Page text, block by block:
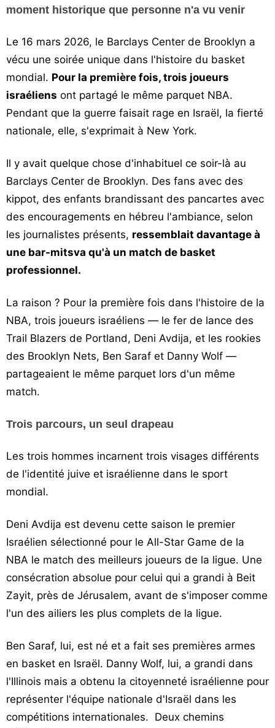
Vos
Les
bonnes
adresses
moment historique que personne n'a vu venir
Le 16 mars 2026, le Barclays Center de Brooklyn a
vécu une soirée unique dans l'histoire du basket
mondial. Pour la première fois, trois joueurs
israéliens ont partagé le même parquet NBA.
Pendant que la guerre faisait rage en Israël, la fierté
nationale, elle, s'exprimait à New York.
Il y avait quelque chose d'inhabituel ce soir-là au
Barclays Center de Brooklyn. Des fans avec des
kippot, des enfants brandissant des pancartes avec
des encouragements en hébreu l'ambiance, selon
les journalistes présents, ressemblait davantage à
une bar-mitsva qu'à un match de basket
professionnel.
La raison ? Pour la première fois dans l'histoire de la
NBA, trois joueurs israéliens — le fer de lance des
Trail Blazers de Portland, Deni Avdija, et les rookies
des Brooklyn Nets, Ben Saraf et Danny Wolf —
partageaient le même parquet lors d'un même
match.
Trois parcours, un seul drapeau
Les trois hommes incarnent trois visages différents
de l'identité juive et israélienne dans le sport
mondial.
Deni Avdija est devenu cette saison le premier
Israélien sélectionné pour le All-Star Game de la
NBA le match des meilleurs joueurs de la ligue. Une
consécration absolue pour celui qui a grandi à Beit
Zayit, près de Jérusalem, avant de s'imposer comme
l'un des ailiers les plus complets de la ligue.
Ben Saraf, lui, est né et a fait ses premières armes
en basket en Israël. Danny Wolf, lui, a grandi dans
l'Illinois mais a obtenu la citoyenneté israélienne pour
représenter l'équipe nationale d'Israël dans les
compétitions internationales. Deux chemins